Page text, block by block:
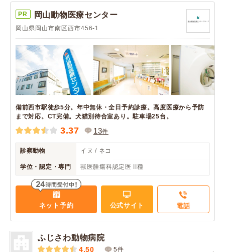
PR 岡山動物医療センター
岡山県岡山市南区西市456-1
備前西市駅徒歩5分。年中無休・全日予約診療。高度医療から予防
まで対応。CT完備。犬猫別待合室あり。駐車場25台。
3.37 13件
診察動物 イヌ / ネコ
学位・認定・専門 獣医腫瘍科認定医 II種
ネット予約 公式サイト 電話
ふじさわ動物病院
4.50 5件